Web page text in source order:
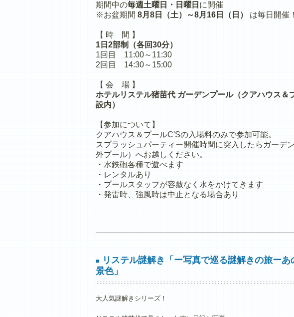
期間中の毎週土曜日・日曜日 に開催
※お盆期間 8月8日（土）～8月16日（日） は毎日開催！
【 時 間 】
1日2部制（各回30分）
1回目 11:00～11:30
2回目 14:30～15:00
【 会 場 】
ホテルリステル猪苗代 ガーデンプール（クアハウス＆
設内）
【参加について】
クアハウス＆プールC'Sの入場料のみで参加可能。
スプラッシュパーティー開催時間に突入したらガーデ
外プール）へお越しください。
・水鉄砲各種で遊べます
・レンタルあり
・プールスタッフが容赦なく水をかけてきます
・発雷時、強風時は中止となる場合あり
■
リステル謎解き「ー写真で巡る謎解きの旅ーあ
景色」
大人気謎解きシリーズ！